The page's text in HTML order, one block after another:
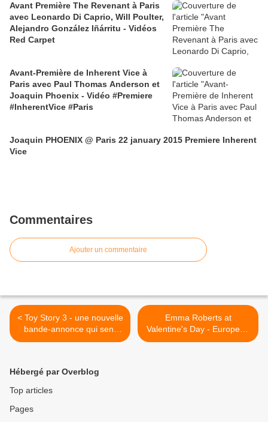
Avant Première The Revenant à Paris
avec Leonardo Di Caprio, Will Poulter,
Alejandro González Iñárritu - Vidéos
Red Carpet
Avant-Première de Inherent Vice à
Paris avec Paul Thomas Anderson et
Joaquin Phoenix - Vidéo #Premiere
#InherentVice #Paris
Joaquin PHOENIX @ Paris 22 january 2015 Premiere Inherent
Vice
Commentaires
Ajouter un commentaire
< Toy Story 3 - une nouvelle
bande-annonce qui sent
très bon....
Emma Roberts at
Valentine's Day - European
Premiere - London >
Hébergé par Overblog
Top articles
Pages